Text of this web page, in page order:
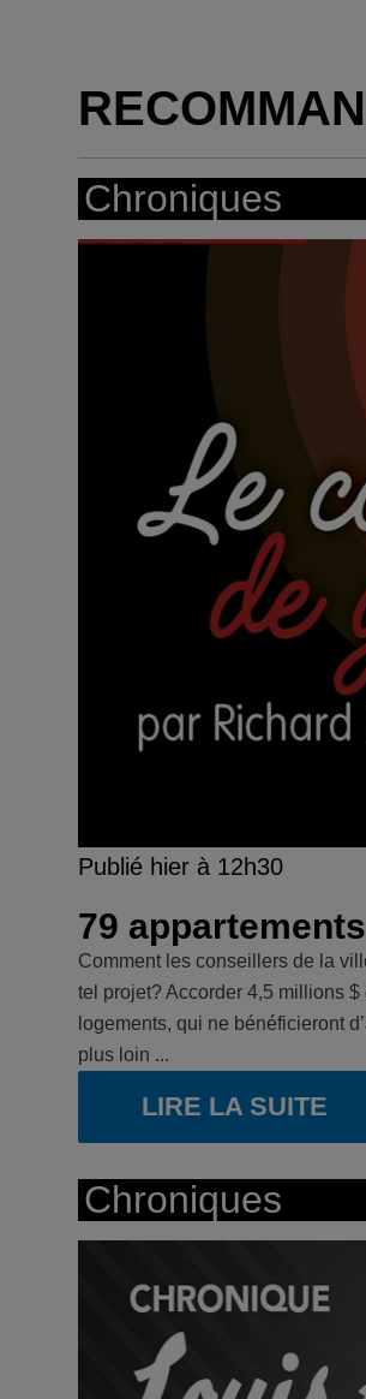
Chroniques
Publié hier à 12h30
79
Comment les conseillers de la
tel projet? Accorder 4,5 millions
logements, qui ne bénéficieront
plus loin ...
LIRE LA SUITE
Chroniques